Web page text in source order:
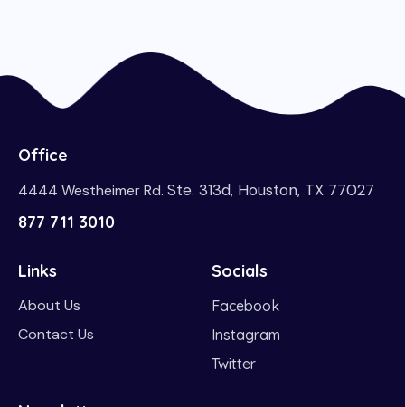
Office
4444 Westheimer Rd. Ste. 313d, Houston, TX 77027
877 711 3010
Links
About Us
Contact Us
Socials
Facebook
Instagram
Twitter